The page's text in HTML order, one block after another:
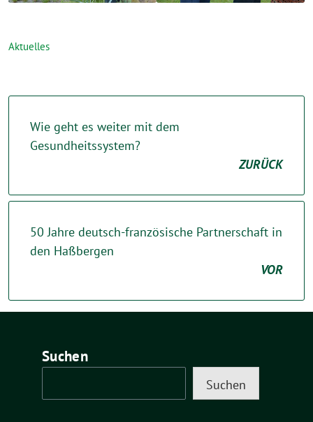
Aktuelles
Wie geht es weiter mit dem
Gesundheitssystem?
ZURÜCK
50 Jahre deutsch-französische Partnerschaft in
den Haßbergen
VOR
Suchen
Suchen